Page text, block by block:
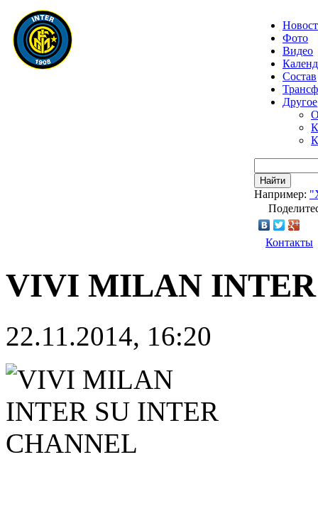
Фото
Видео
Состав
Другое
Найти
Например:
Контакты
VIVI MILAN
22.11.2014, 16:20